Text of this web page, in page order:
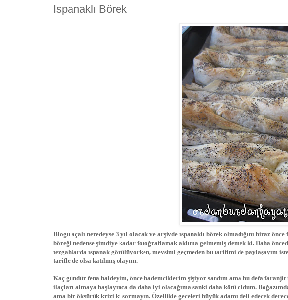
Ispanaklı Börek
Blogu açalı neredeyse 3 yıl olacak ve arşivde ıspanaklı börek olmadığını biraz
böreği nedense şimdiye kadar fotoğraflamak aklıma gelmemiş demek ki. Daha
tezgahlarda ıspanak görülüyorken, mevsimi geçmeden bu tarifimi de paylaşayım
tarifle de olsa katılmış olayım.
Kaç gündür fena haldeyim, önce bademciklerim şişiyor sandım ama bu defa
ilaçları almaya başlayınca da daha iyi olacağıma sanki daha kötü oldum.
ama bir öksürük krizi ki sormayın. Özellikle geceleri büyük adamı deli edecek